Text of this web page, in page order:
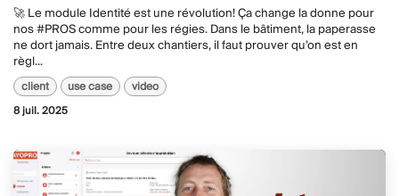
🚀 Le module Identité est une révolution! Ça change la donne pour
nos #PROS comme pour les régies. Dans le bâtiment, la paperasse
ne dort jamais. Entre deux chantiers, il faut prouver qu’on est en
règl...
client use case video
8 juil. 2025